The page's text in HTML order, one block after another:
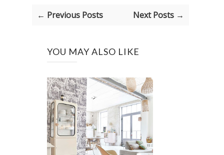
← Previous Posts Next Posts →
YOU MAY ALSO LIKE